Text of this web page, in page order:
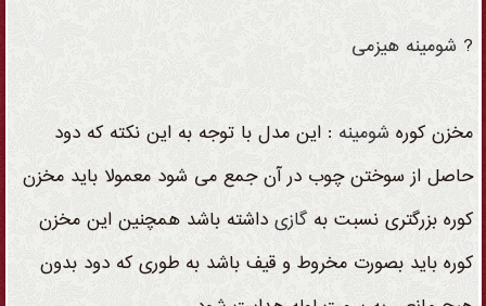
? شومینه هیزمی
مخزن کوره شومینه : این مدل با توجه به این نکته که دود
حاصل از سوختن چوب در آن جمع می شود معمولا باید مخزن
کوره بزرگتری نسبت به گازیداشته باشد همچنین این مخزن
کوره باید بصورت مخروط و قیف باشد به طوری که دود بدون